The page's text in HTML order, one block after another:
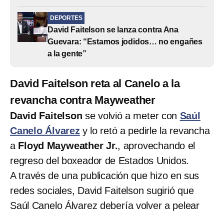
DEPORTES
David Faitelson se lanza contra Ana
Guevara: “Estamos jodidos… no engañes
a la gente”
David Faitelson reta al Canelo a la
revancha contra Mayweather
David Faitelson se volvió a meter con Saúl
Canelo Álvarez y lo retó a pedirle la revancha
aFloyd Mayweather Jr., aprovechando el
regreso del boxeador de Estados Unidos.
A través de una publicación que hizo en sus
redes sociales, David Faitelson sugirió que
Saúl Canelo Álvarez debería volver a pelear